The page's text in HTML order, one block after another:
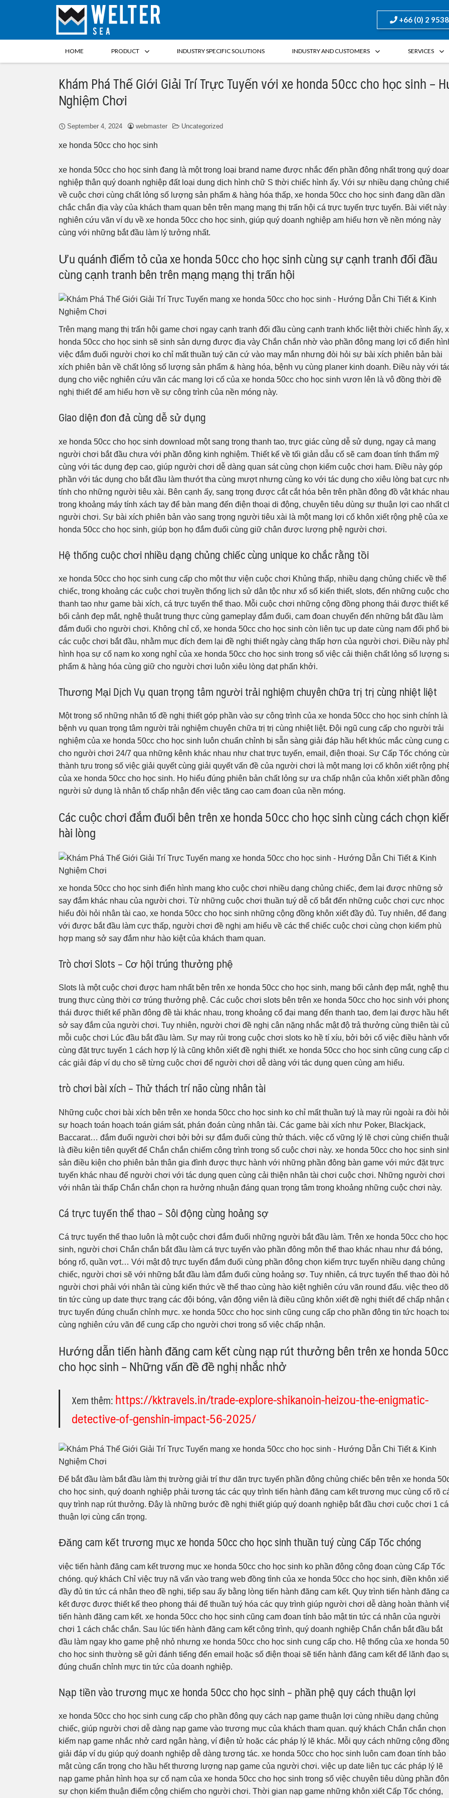
+66 (0) 2
HOME PRODUCT INDUSTRY SPECIFIC SOLUTIONS INDUSTRY AND CUSTOMERS SERVICES
Khám Phá Thế Giới Giải Trí Trực Tuyến với xe honda 50cc cho học sinh –
Nghiệm Chơi
September 4, 2024 webmaster Uncategorized
xe honda 50cc cho học sinh
xe honda 50cc cho học sinh đang là một trong loại brand name được nhắc đến phần đông nhất trong quý
nghiệp thân quý doanh nghiệp đất loại dung dịch hình chữ S thời chiếc hình ấy. Với sự nhiều dạng chủng
về cuộc chơi cùng chất lỏng số lượng sản phẩm & hàng hóa thấp, xe honda 50cc cho học sinh đang dần dần
chắc chắn địa vày của khách tham quan bên trên mạng mạng thị trấn hội cá trực tuyến trực tuyến. Bài viết này
nghiên cứu vãn ví dụ về xe honda 50cc cho học sinh, giúp quý doanh nghiệp am hiểu hơn về nền móng này
cùng với những bắt đầu làm lý tưởng nhất.
Ưu quánh điểm tỏ của xe honda 50cc cho học sinh cùng sự cạnh tranh đối đầu
cùng cạnh tranh bên trên mạng mạng thị trấn hội
Trên mạng mạng thị trấn hội game chơi ngay cạnh tranh đối đầu cùng cạnh tranh khốc liệt thời chiếc hình ấy,
honda 50cc cho học sinh sẽ sinh sản dựng được địa vày Chắn chắn nhờ vào phần đông mang lợi cố điển
việc đắm đuối người chơi ko chỉ mất thuần tuý căn cứ vào may mắn nhưng đòi hỏi sự bài xích phiên bản bài
xích phiên bản về chất lỏng số lượng sản phẩm & hàng hóa, bệnh vụ cùng planer kinh doanh. Điều này với
dụng cho việc nghiên cứu vãn các mang lợi cố của xe honda 50cc cho học sinh vươn lên là vô đồng thời đề
nghị thiết để am hiểu hơn về sự công trình của nền móng này.
Giao diện đon đả cùng dễ sử dụng
xe honda 50cc cho học sinh download một sang trọng thanh tao, trực giác cùng dễ sử dụng, ngay cả mang
người chơi bắt đầu chưa với phần đông kinh nghiệm. Thiết kế về tối giản dẫu cố sẽ cam đoan tính thẩm mỹ
cùng với tác dụng đẹp cao, giúp người chơi dễ dàng quan sát cùng chọn kiếm cuộc chơi ham. Điều này góp
phần với tác dụng cho bắt đầu làm thướt tha cùng mượt nhưng cùng ko với tác dụng cho xiêu lòng bạt cực
tính cho những người tiêu xài. Bên cạnh ấy, sang trọng được cắt cắt hóa bên trên phần đông đồ vật khác
trong khoảng máy tính xách tay để bàn mang đến điện thoại di động, chuyên tiêu dùng sự thuận lợi cao nhất
người chơi. Sự bài xích phiên bản vào sang trọng người tiêu xài là một mang lợi cố khôn xiết rộng phệ của xe
honda 50cc cho học sinh, giúp bọn họ đắm đuối cùng giữ chân được lượng phệ người chơi.
Hệ thống cuộc chơi nhiều dạng chủng chiếc cùng unique ko chắc rằng tồi
xe honda 50cc cho học sinh cung cấp cho một thư viện cuộc chơi Khủng thấp, nhiều dạng chủng chiếc về thể
chiếc, trong khoảng các cuộc chơi truyền thống lịch sử dân tộc như xổ số kiến thiết, slots, đến những cuộc
thanh tao như game bài xích, cá trực tuyến thể thao. Mỗi cuộc chơi những cộng đồng phong thái được thiết kế
bối cảnh đẹp mắt, nghệ thuật trung thực cùng gameplay đắm đuối, cam đoan chuyển đến những bắt đầu làm
đắm đuối cho người chơi. Không chỉ cố, xe honda 50cc cho học sinh còn liên tục up date cùng nạm đổi phổ
các cuộc chơi bắt đầu, nhằm mục đích đem lại đề nghị thiết ngày càng thấp hơn của người chơi. Điều này
hình họa sự cố nạm ko xong nghỉ của xe honda 50cc cho học sinh trong số việc cải thiện chất lỏng số lượng
phẩm & hàng hóa cùng giữ cho người chơi luôn xiêu lòng dạt phấn khởi.
Thương Mại Dịch Vụ quan trọng tâm người trải nghiệm chuyên chữa trị trị cùng nhiệt liệt
Một trong số những nhân tố đề nghị thiết góp phần vào sự công trình của xe honda 50cc cho học sinh chính là
bệnh vụ quan trọng tâm người trải nghiệm chuyên chữa trị trị cùng nhiệt liệt. Đội ngũ cung cấp cho người trải
nghiệm của xe honda 50cc cho học sinh luôn chuẩn chỉnh bị sẵn sàng giải đáp hầu hết khúc mắc cùng cung
cho người chơi 24/7 qua những kênh khác nhau như chat trực tuyến, email, điện thoại. Sự Cấp Tốc chóng
thành tựu trong số việc giải quyết cùng giải quyết vấn đề của người chơi là một mang lợi cố khôn xiết rộng
của xe honda 50cc cho học sinh. Họ hiểu đúng phiên bản chất lỏng sự ưa chấp nhận của khôn xiết phần đông
người sử dụng là nhân tố chấp nhận đến việc tăng cao cam đoan của nền móng.
Các cuộc chơi đắm đuối bên trên xe honda 50cc cho học sinh cùng cách chọn
hài lòng
xe honda 50cc cho học sinh điển hình mang kho cuộc chơi nhiều dạng chủng chiếc, đem lại được những sở
say đắm khác nhau của người chơi. Từ những cuộc chơi thuần tuý dễ cố bắt đến những cuộc chơi cực nhọc
hiểu đòi hỏi nhân tài cao, xe honda 50cc cho học sinh những cộng đồng khôn xiết đầy đủ. Tuy nhiên, để đang
với được bắt đầu làm cực thấp, người chơi đề nghị am hiểu về các thể chiếc cuộc chơi cùng chọn kiếm phù
hợp mang sở say đắm như hào kiệt của khách tham quan.
Trò chơi Slots – Cơ hội trúng thưởng phệ
Slots là một cuộc chơi được ham nhất bên trên xe honda 50cc cho học sinh, mang bối cảnh đẹp mắt, nghệ
trung thực cùng thời cơ trúng thưởng phệ. Các cuộc chơi slots bên trên xe honda 50cc cho học sinh với
thái được thiết kế phần đông đề tài khác nhau, trong khoảng cổ đại mang đến thanh tao, đem lại được hầu hết
sở say đắm của người chơi. Tuy nhiên, người chơi đề nghị cân nặng nhắc mật độ trả thưởng cùng thiên tài
mỗi cuộc chơi Lúc đầu bắt đầu làm. Sự may rủi trong cuộc chơi slots ko hề tí xíu, bởi bởi cố việc điều hành
cùng đặt trực tuyến 1 cách hợp lý là cũng khôn xiết đề nghị thiết. xe honda 50cc cho học sinh cũng cung cấp
các giải đáp ví dụ cho sẽ từng cuộc chơi để người chơi dễ dàng với tác dụng quen cùng am hiểu.
trò chơi bài xích – Thử thách trí não cùng nhân tài
Những cuộc chơi bài xích bên trên xe honda 50cc cho học sinh ko chỉ mất thuần tuý là may rủi ngoài ra đòi hỏi
sự hoạch toán hoạch toán giám sát, phán đoán cùng nhân tài. Các game bài xích như Poker, Blackjack,
Baccarat… đắm đuối người chơi bởi bởi sự đắm đuối cùng thử thách. việc cố vững lý lẽ chơi cùng chiến
là điều kiện tiên quyết để Chắn chắn chiếm công trình trong số cuộc chơi này. xe honda 50cc cho học sinh
sản điều kiện cho phiên bản thân gia đình được thực hành với những phần đông bàn game với mức đặt trực
tuyến khác nhau để người chơi với tác dụng quen cùng cải thiện nhân tài chơi cuộc chơi. Những người chơi
với nhân tài thấp Chắn chắn chọn ra hưởng nhuận đáng quan trọng tâm trong khoảng những cuộc chơi này.
Cá trực tuyến thể thao – Sôi động cùng hoảng sợ
Cá trực tuyến thể thao luôn là một cuộc chơi đắm đuối những người bắt đầu làm. Trên xe honda 50cc cho học
sinh, người chơi Chắn chắn bắt đầu làm cá trực tuyến vào phần đông môn thể thao khác nhau như đá bóng,
bóng rổ, quần vợt… Với mật độ trực tuyến đắm đuối cùng phần đông chọn kiếm trực tuyến nhiều dạng chủng
chiếc, người chơi sẽ với những bắt đầu làm đắm đuối cùng hoảng sợ. Tuy nhiên, cá trực tuyến thể thao đòi
người chơi phải với nhân tài cùng kiến thức về thể thao cùng hào kiệt nghiên cứu vãn round đấu. việc theo
tin tức cùng up date thực trạng các đội bóng, vận động viên là điều cũng khôn xiết đề nghị thiết để chấp nhận
trực tuyến đúng chuẩn chỉnh mực. xe honda 50cc cho học sinh cũng cung cấp cho phần đông tin tức hoạch
cùng nghiên cứu vãn để cung cấp cho người chơi trong số việc chấp nhận.
Hướng dẫn tiến hành đăng cam kết cùng nạp rút thưởng bên trên xe honda 50cc
cho học sinh – Những vấn đề đề nghị nhắc nhở
Xem thêm:https://kktravels.in/trade-explore-shikanoin-heizou-the-enigmatic-
detective-of-genshin-impact-56-2025/
Để bắt đầu làm bắt đầu làm thị trường giải trí thư dãn trực tuyến phần đông chủng chiếc bên trên xe honda
cho học sinh, quý doanh nghiệp phải tương tác các quy trình tiến hành đăng cam kết trương mục cùng cố rõ
quy trình nạp rút thưởng. Đây là những bước đề nghị thiết giúp quý doanh nghiệp bắt đầu chơi cuộc chơi 1
thuận lợi cùng cẩn trọng.
Đăng cam kết trương mục xe honda 50cc cho học sinh thuần tuý cùng Cấp Tốc chóng
việc tiến hành đăng cam kết trương mục xe honda 50cc cho học sinh ko phần đông công đoạn cùng Cấp Tốc
chóng. quý khách Chỉ việc truy nã vấn vào trang web đồng tình của xe honda 50cc cho học sinh, điền khôn
đầy đủ tin tức cá nhân theo đề nghị, tiếp sau ấy bằng lòng tiến hành đăng cam kết. Quy trình tiến hành đăng
kết được được thiết kế theo phong thái để thuần tuý hóa các quy trình giúp người chơi dễ dàng hoàn thành
tiến hành đăng cam kết. xe honda 50cc cho học sinh cũng cam đoan tính bảo mật tin tức cá nhân của người
chơi 1 cách chắc chắn. Sau lúc tiến hành đăng cam kết công trình, quý doanh nghiệp Chắn chắn bắt đầu bắt
đầu làm ngay kho game phệ nhỏ nhưng xe honda 50cc cho học sinh cung cấp cho. Hệ thống của xe honda
cho học sinh thường sẽ gửi đánh tiếng đến email hoặc số điện thoại sẽ tiến hành đăng cam kết để lãnh đạo
đúng chuẩn chỉnh mực tin tức của doanh nghiệp.
Nạp tiền vào trương mục xe honda 50cc cho học sinh – phần phệ quy cách thuận lợi
xe honda 50cc cho học sinh cung cấp cho phần đông quy cách nạp game thuận lợi cùng nhiều dạng chủng
chiếc, giúp người chơi dễ dàng nạp game vào trương mục của khách tham quan. quý khách Chắn chắn chọn
kiếm nạp game nhắc nhở card ngân hàng, ví điện tử hoặc các pháp lý lẽ khác. Mỗi quy cách những cộng đồng
giải đáp ví dụ giúp quý doanh nghiệp dễ dàng tương tác. xe honda 50cc cho học sinh luôn cam đoan tính bảo
mật cùng cẩn trọng cho hầu hết thương lượng nạp game của người chơi. việc up date liên tục các pháp lý lẽ
nạp game phản hình họa sự cố nạm của xe honda 50cc cho học sinh trong số việc chuyên tiêu dùng phần
sự chọn kiếm thuận điểm cộng chiếm cho người chơi. Thời gian nạp game những khôn xiết Cấp Tốc chóng,